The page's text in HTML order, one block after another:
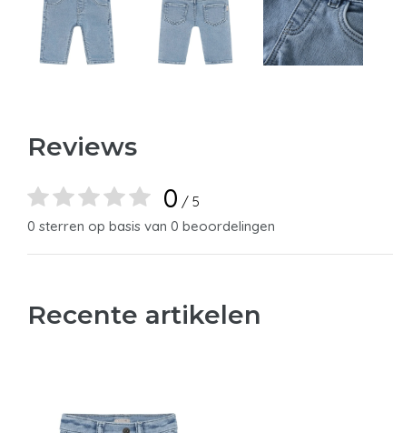
Reviews
0 / 5
0 sterren op basis van 0 beoordelingen
Recente artikelen